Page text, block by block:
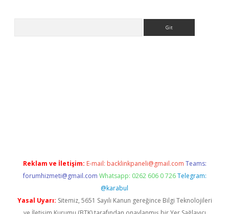
Reklam ve İletişim: E-mail: backlinkpaneli@gmail.com Teams:
forumhizmeti@gmail.com Whatsapp: 0262 606 0 726 Telegram:
@karabul
Yasal Uyarı: Sitemiz, 5651 Sayılı Kanun gereğince Bilgi Teknolojileri